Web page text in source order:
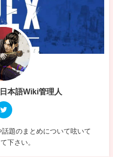
本語Wiki管理人
題のまとめについて呟いて
下さい。